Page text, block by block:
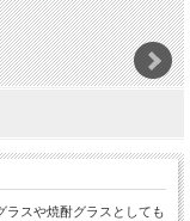
ラスや焼酎グラスとしても